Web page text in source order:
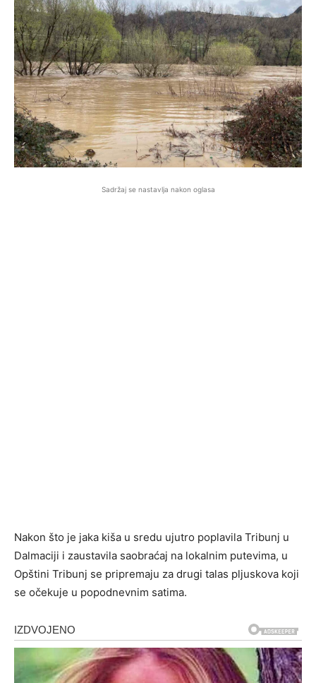
Sadržaj se nastavlja nakon oglasa
Nakon što je jaka kiša u sredu ujutro poplavila Tribunj u
Dalmaciji i zaustavila saobraćaj na lokalnim putevima, u
Opštini Tribunj se pripremaju za drugi talas pljuskova koji
se očekuje u popodnevnim satima.